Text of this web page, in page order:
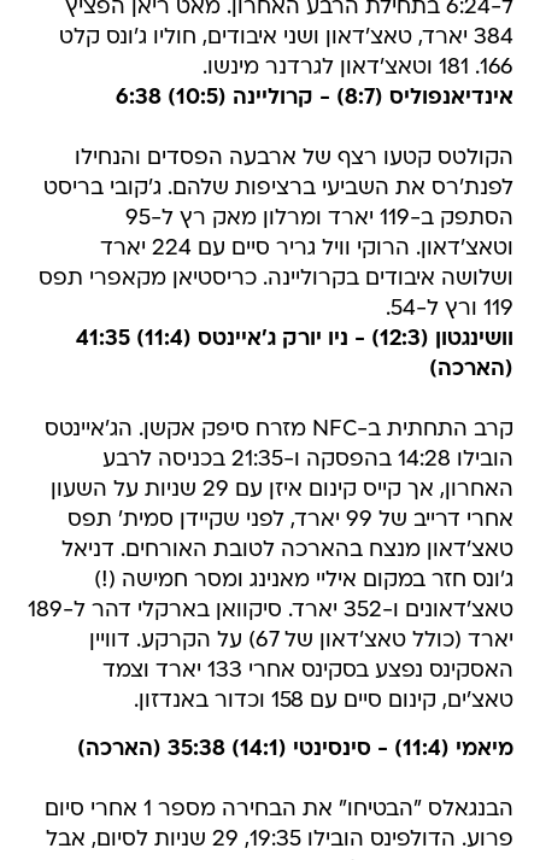
ל-6:24 בתחילת הרבע האחרון. מאט ריאן הפציץ
384 יארד, טאצ'דאון ושני איבודים, חוליו ג'ונס קלט
166. 181 וטאצ'דאון לגרדנר מינשו.
אינדיאנפוליס (8:7) - קרוליינה (10:5) 6:38
הקולטס קטעו רצף של ארבעה הפסדים והנחילו
לפנת'רס את השביעי ברציפות שלהם. ג'קובי בריסט
הסתפק ב-119 יארד ומרלון מאק רץ ל-95
וטאצ'דאון. הרוקי וויל גריר סיים עם 224 יארד
ושלושה איבודים בקרוליינה. כריסטיאן מקאפרי תפס
119 ורץ ל-54.
וושינגטון (12:3) - ניו יורק ג'איינטס (11:4) 41:35
(הארכה)
קרב התחתית ב-NFC מזרח סיפק אקשן. הג'איינטס
הובילו 14:28 בהפסקה ו-21:35 בכניסה לרבע
האחרון, אך קייס קינום איזן עם 29 שניות על השעון
אחרי דרייב של 99 יארד, לפני שקיידן סמית' תפס
טאצ'דאון מנצח בהארכה לטובת האורחים. דניאל
ג'ונס חזר במקום איליי מאנינג ומסר חמישה (!)
טאצ'דאונים ו-352 יארד. סיקוואן בארקלי דהר ל-189
יארד (כולל טאצ'דאון של 67) על הקרקע. דוויין
האסקינס נפצע בסקינס אחרי 133 יארד וצמד
טאצ'ים, קינום סיים עם 158 וכדור באנדזון.
מיאמי (11:4) - סינסינטי (14:1) 35:38 (הארכה)
הבנגאלס "הבטיחו" את הבחירה מספר 1 אחרי סיום
פרוע. הדולפינס הובילו 19:35, 29 שניות לסיום, אבל